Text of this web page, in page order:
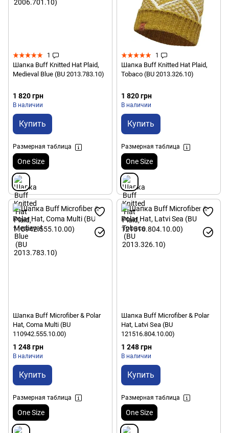
1
Шапка Buff Knitted Hat Plaid,
Medieval Blue (BU 2013.783.10)
1 820 грн
В наличии
Купить
Размерная таблица
One Size
1
Шапка Buff Knitted Hat Plaid,
Tobaco (BU 2013.326.10)
1 820 грн
В наличии
Купить
Размерная таблица
One Size
Шапка Buff Microfiber & Polar
Hat, Coma Multi (BU
110942.555.10.00)
1 248 грн
В наличии
Купить
Размерная таблица
One Size
Шапка Buff Microfiber & Polar
Hat, Latvi Sea (BU
121516.804.10.00)
1 248 грн
В наличии
Купить
Размерная таблица
One Size